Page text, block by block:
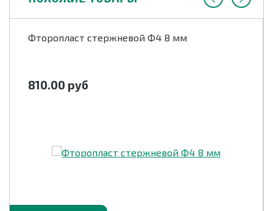
Фторопласт стержневой Ф4 8 мм
810.00 руб